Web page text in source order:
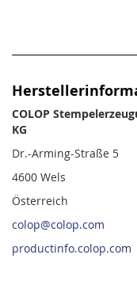
COLOP
KG
Dr.-Arming-Straße 5
4600 Wels
Österreich
colop@colop.com
productinfo.colop.com